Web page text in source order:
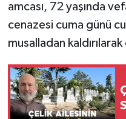
amcası, 72 yaşında
cenazesi cuma günü
musalladan